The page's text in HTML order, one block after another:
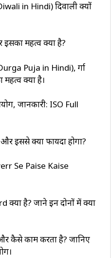
in Hindi) दिवाली क्यों
इसका महत्व क्या है?
Puja in Hindi), दुर्गा
महत्व क्या है।
जानकारी: ISO Full
इससे क्या फायदा होगा?
Se Paise Kaise
है? जाने इन दोनों में क्या
कैसे काम करता है? जानिए